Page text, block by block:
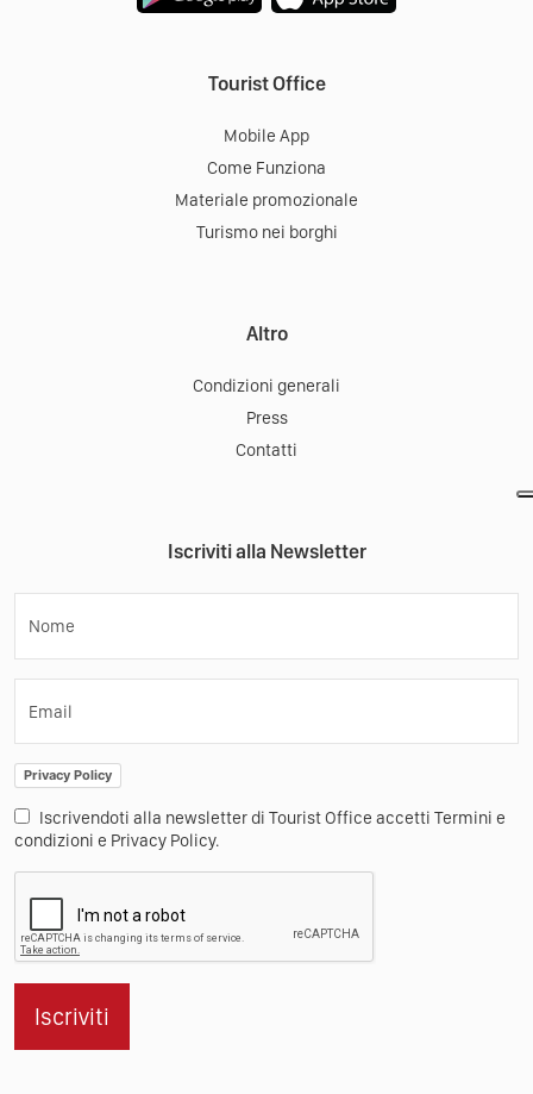
Tourist Office
Mobile App
Come Funziona
Materiale promozionale
Turismo nei borghi
Altro
Condizioni generali
Press
Contatti
Iscriviti alla Newsletter
Nome
Email
Privacy Policy
Iscrivendoti alla newsletter di Tourist Office accetti Termini e
condizioni e Privacy Policy.
Iscriviti